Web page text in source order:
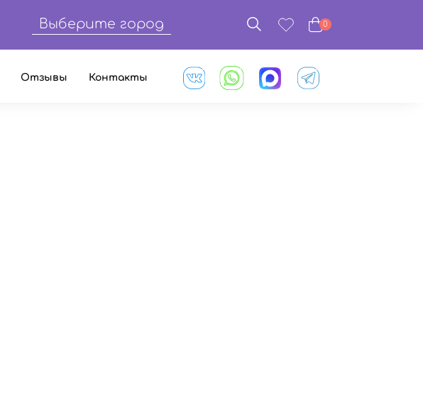
Выберите город 0
Отзывы Контакты